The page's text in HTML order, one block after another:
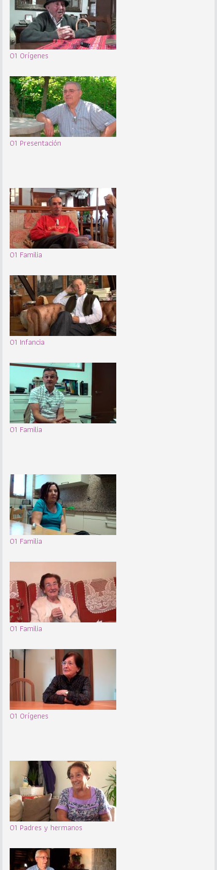
01 Orígenes
01 Presentación
01 Familia
01 Infancia
01 Familia
01 Familia
01 Familia
01 Orígenes
01 Padres y hermanos